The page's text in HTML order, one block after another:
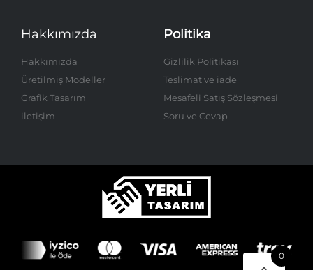
Hakkımızda
Hakkımızda
Üretilmiş Modeller
Grafik Tasarım
iletişim
Politika
Gizlilik Politikası
Teslimat ve iade
Mesafeli Satış Sözleşmesi
Soru ve Cevap
0